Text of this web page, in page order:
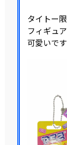
タイトー
フィギュ
可愛いで